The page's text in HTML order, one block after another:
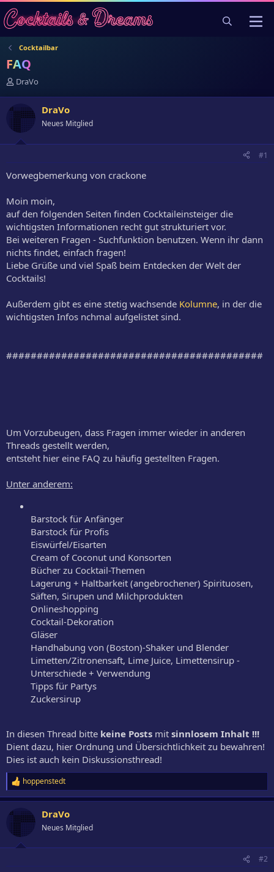
Cocktailbar
FAQ
E
t
e
l
l
DraVo
DraVo
Neues Mitglied
#1
Vorwegbemerkung von crackone
Moin moin,
auf den folgenden Seiten finden Cocktaileinsteiger die
wichtigsten Informationen recht gut strukturiert vor.
Bei weiteren Fragen - Suchfunktion benutzen. Wenn ihr dann
nichts findet, einfach fragen!
Liebe Grüße und viel Spaß beim Entdecken der Welt der
Cocktails!
Außerdem gibt es eine stetig wachsende Kolumne, in der die
wichtigsten Infos nchmal aufgelistet sind.
##########################################
Um Vorzubeugen, dass Fragen immer wieder in anderen
Threads gestellt werden,
entsteht hier eine FAQ zu häufig gestellten Fragen.
Unter anderem:
Barstock für Anfänger
Barstock für Profis
Eiswürfel/Eisarten
Cream of Coconut und Konsorten
Bücher zu Cocktail-Themen
Lagerung + Haltbarkeit (angebrochener) Spirituosen,
Säften, Sirupen und Milchprodukten
Onlineshopping
Cocktail-Dekoration
Gläser
Handhabung von (Boston)-Shaker und Blender
Limetten/Zitronensaft, Lime Juice, Limettensirup -
Unterschiede + Verwendung
Tipps für Partys
Zuckersirup
In diesen Thread bitte keine Posts mit sinnlosem Inhalt !!!
Dient dazu, hier Ordnung und Übersichtlichkeit zu bewahren!
Dies ist auch kein Diskussionsthread!
R
e
a
k
t
i
hoppenstedt
DraVo
Neues Mitglied
#2